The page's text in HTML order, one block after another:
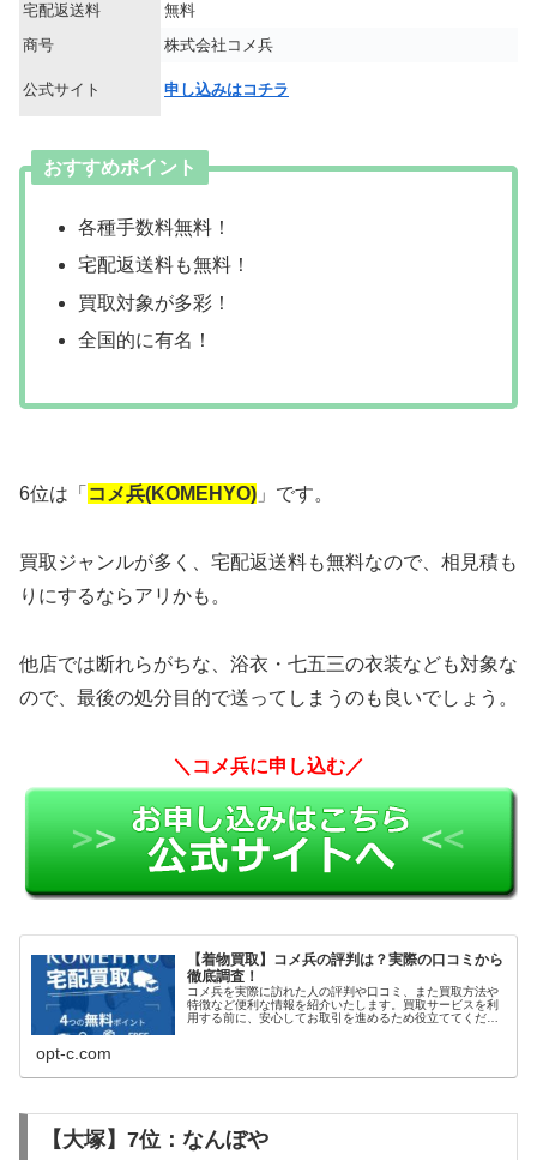
宅配返送料
無料
商号
株式会社コメ兵
公式サイト 申し込みはコチラ
おすすめポイント
各種手数料無料！
宅配返送料も無料！
買取対象が多彩！
全国的に有名！
6位は「 コメ兵(KOMEHYO) 」です。
買取ジャンルが多く、宅配返送料も無料なので、相見積も
りにするならアリかも。
他店では断れらがちな、浴衣・七五三の衣装なども対象な
ので、最後の処分目的で送ってしまうのも良いでしょう。
＼コメ兵に申し込む／
【着物買取】コメ兵の評判は？実際の口コミから
徹底調査！
コメ兵を実際に訪れた人の評判や口コミ、また買取方法や
特徴など便利な情報を紹介いたします。買取サービスを利
用する前に、安心してお取引を進めるため役立ててくださ
opt-c.com
【大塚】7位：なんぼや